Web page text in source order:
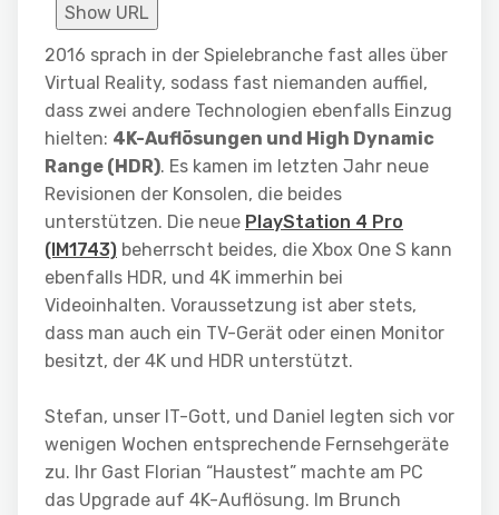
Show URL
2016 sprach in der Spielebranche fast alles über
Virtual Reality, sodass fast niemanden auffiel,
dass zwei andere Technologien ebenfalls Einzug
hielten: 4K-Auflösungen und High Dynamic
Range (HDR). Es kamen im letzten Jahr neue
Revisionen der Konsolen, die beides
unterstützen. Die neue PlayStation 4 Pro
(IM1743) beherrscht beides, die Xbox One S kann
ebenfalls HDR, und 4K immerhin bei
Videoinhalten. Voraussetzung ist aber stets,
dass man auch ein TV-Gerät oder einen Monitor
besitzt, der 4K und HDR unterstützt.
Stefan, unser IT-Gott, und Daniel legten sich vor
wenigen Wochen entsprechende Fernsehgeräte
zu. Ihr Gast Florian “Haustest” machte am PC
das Upgrade auf 4K-Auflösung. Im Brunch